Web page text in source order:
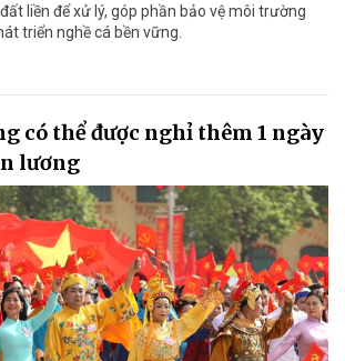
liền để xử lý, góp phần bảo vệ môi trường
triển nghề cá bền vững.
có thể được nghỉ thêm 1 ngày
lương